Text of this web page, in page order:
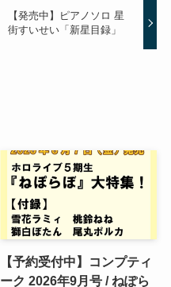
【発売中】ピアノソロ 星
街すいせい「新星目録」
【予約受付中】コンプティ
ーク 2026年9月号 / ねぽら